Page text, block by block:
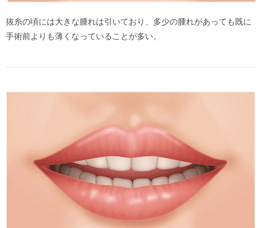
抜糸の頃には大きな腫れは引いており、多少の腫れがあっても既に
手術前よりも薄くなっていることが多い。